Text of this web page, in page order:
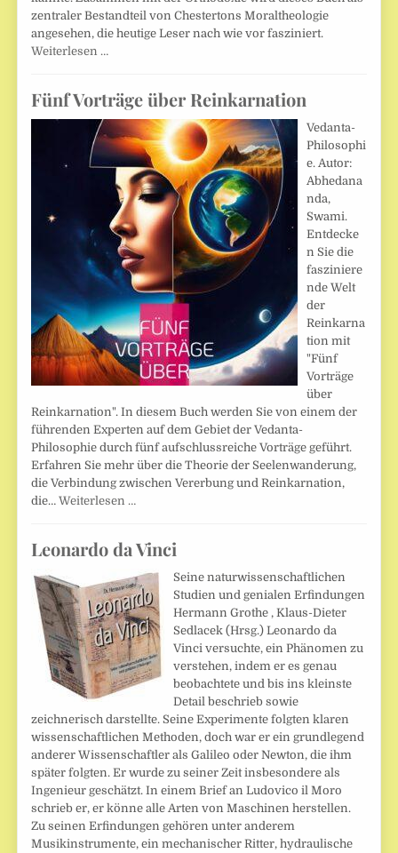
zentraler Bestandteil von Chestertons Moraltheologie
angesehen, die heutige Leser nach wie vor fasziniert.
Weiterlesen …
Fünf Vorträge über Reinkarnation
Vedanta-
Philosophi
e. Autor:
Abhedana
nda,
Swami.
Entdecke
n Sie die
fasziniere
nde Welt
der
Reinkarna
tion mit
"Fünf
Vorträge
über
Reinkarnation". In diesem Buch werden Sie von einem der
führenden Experten auf dem Gebiet der Vedanta-
Philosophie durch fünf aufschlussreiche Vorträge geführt.
Erfahren Sie mehr über die Theorie der Seelenwanderung,
die Verbindung zwischen Vererbung und Reinkarnation,
die…Weiterlesen …
Leonardo da Vinci
Seine naturwissenschaftlichen
Studien und genialen Erfindungen
Hermann Grothe , Klaus-Dieter
Sedlacek (Hrsg.) Leonardo da
Vinci versuchte, ein Phänomen zu
verstehen, indem er es genau
beobachtete und bis ins kleinste
Detail beschrieb sowie
zeichnerisch darstellte. Seine Experimente folgten klaren
wissenschaftlichen Methoden, doch war er ein grundlegend
anderer Wissenschaftler als Galileo oder Newton, die ihm
später folgten. Er wurde zu seiner Zeit insbesondere als
Ingenieur geschätzt. In einem Brief an Ludovico il Moro
schrieb er, er könne alle Arten von Maschinen herstellen.
Zu seinen Erfindungen gehören unter anderem
Musikinstrumente, ein mechanischer Ritter, hydraulische